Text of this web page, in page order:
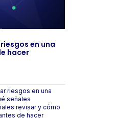
en una
hacer
riesgos en una
señales
revisar y cómo
de hacer